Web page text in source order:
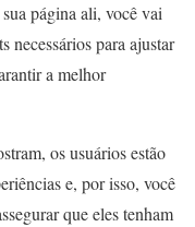
página ali, você vai
necessários para ajustar
a melhor
os usuários estão
e, por isso, você
que eles tenham